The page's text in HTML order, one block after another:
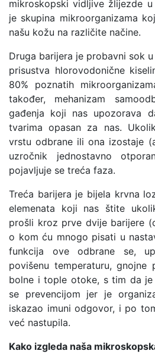
mikroskopski vidljive žlijezde
je skupina mikroorganizama
našu kožu na različite načine.
Druga barijera je probavni sok
prisustva hlorovodonične
80% poznatih
također, mehanizam
gađenja koji nas upozorava
tvarima opasan za nas.
vrstu odbrane ili ona izostaje
uzročnik jednostavno
pojavljuje se treća faza.
Treća barijera je bijela krvna
elemenata koji nas štite
prošli kroz prve dvije barijere
o kom ću mnogo pisati u
funkcija ove odbrane se,
povišenu temperaturu,
bolne i tople otoke, s tim da
se prevencijom jer je
iskazao imuni odgovor, i po
već nastupila.
Kako izgleda naša